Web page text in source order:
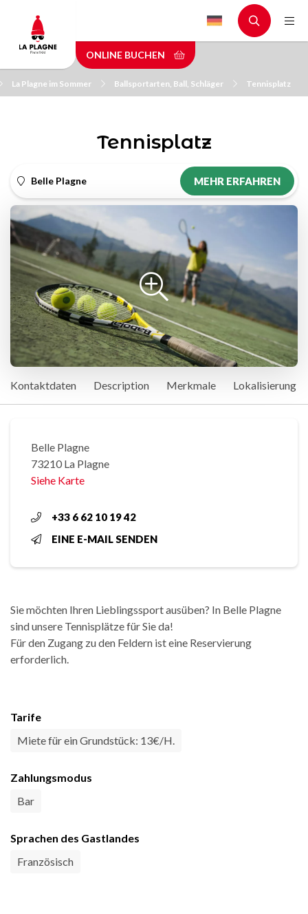
main
content
ONLINE BUCHEN
La Plagne im Sommer Ballsportarten, Ball, Schläger Tennisplatz
Tennisplatz
Belle Plagne MEHR ERFAHREN
Kontaktdaten Description Merkmale Lokalisierung
Belle Plagne
73210 La Plagne
Siehe Karte
+33 6 62 10 19 42
EINE E-MAIL SENDEN
Sie möchten Ihren Lieblingssport ausüben? In Belle Plagne
sind unsere Tennisplätze für Sie da!
Für den Zugang zu den Feldern ist eine Reservierung
erforderlich.
Tarife
Miete für ein Grundstück: 13€/H.
Zahlungsmodus
Bar
Sprachen des Gastlandes
Französisch